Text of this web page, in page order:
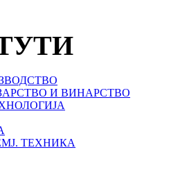
И ВИНАРСТВО
ТЕХНИКА